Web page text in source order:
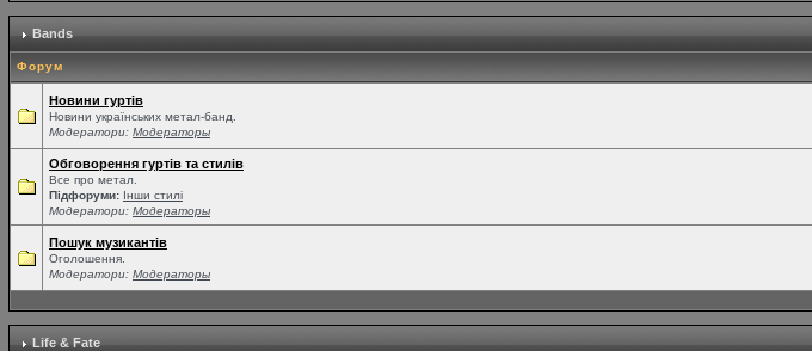
Bands
Форум
Новини гуртів
Новини українських метал-банд.
Модератори: Модераторы
Обговорення гуртів та стилів
Все про метал.
Підфоруми: Інши стилі
Модератори: Модераторы
Пошук музикантів
Оголошення.
Модератори: Модераторы
Life & Fate